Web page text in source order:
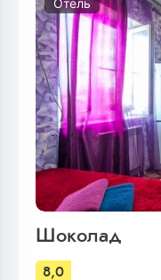
Шоколад
8,0